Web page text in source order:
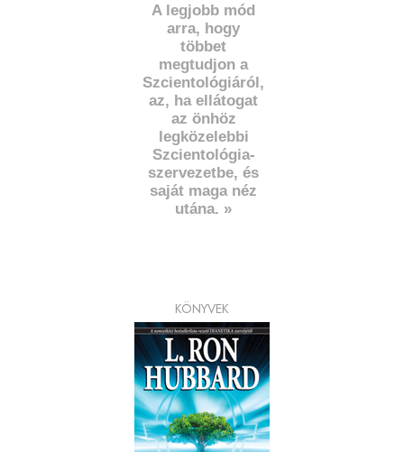
A legjobb mód
arra, hogy
többet
megtudjon a
Szcientológiáról,
az, ha ellátogat
az önhöz
legközelebbi
Szcientológia-
szervezetbe, és
saját maga néz
utána. »
KÖNYVEK